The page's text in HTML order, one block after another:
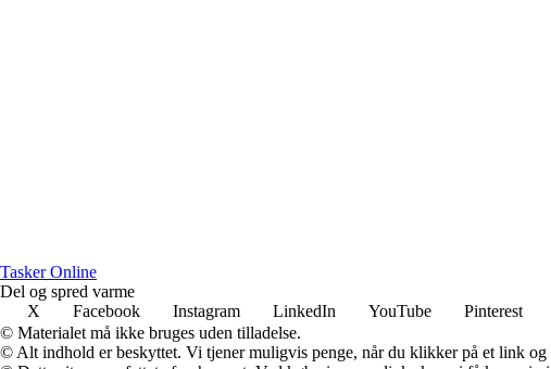
Tasker Online
Del og spred varme
X
Facebook Instagram LinkedIn YouTube Pinterest
© Materialet må ikke bruges uden tilladelse.
© Alt indhold er beskyttet. Vi tjener muligvis penge, når du klikker på et link og